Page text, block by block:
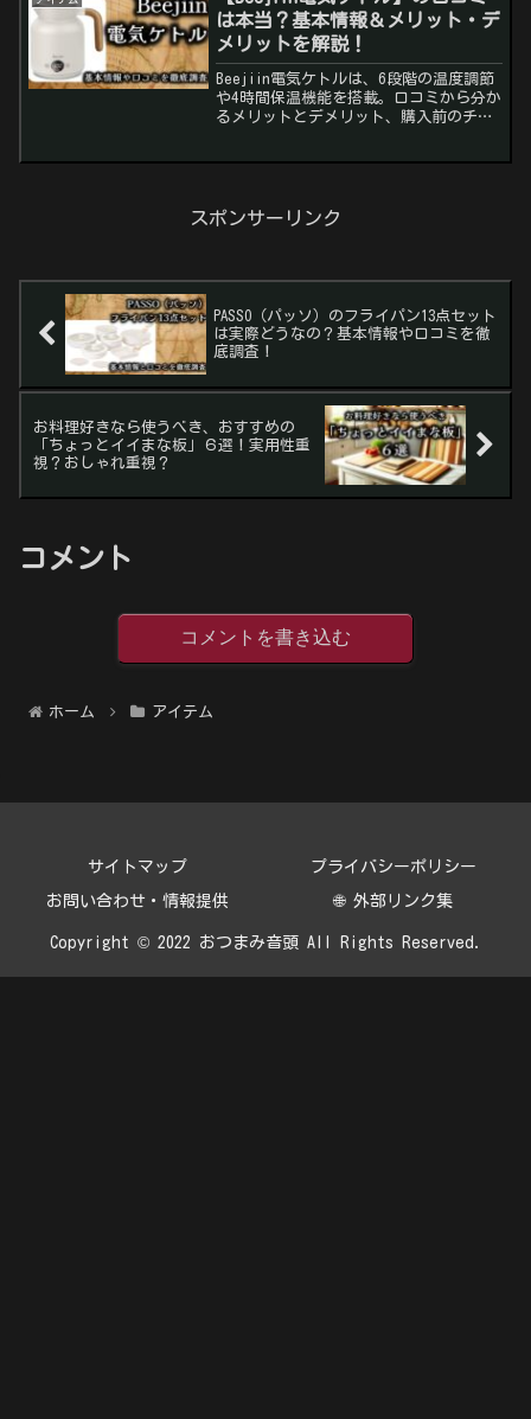
は本当？基本情報＆メリット・デ
メリットを解説！
Beejiin電気ケトルは、6段階の温度調節
や4時間保温機能を搭載。口コミから分か
るメリットとデメリット、購入前のチェ
スポンサーリンク
PASSO（パッソ）のフライパン13点セット
は実際どうなの？基本情報や口コミを徹
底調査！
お料理好きなら使うべき、おすすめの
「ちょっとイイまな板」６選！実用性重
視？おしゃれ重視？
コメント
コメントを書き込む
ホーム アイテム
サイトマップ プライバシーポリシー
お問い合わせ・情報提供 🌐 外部リンク集
Copyright © 2022 おつまみ音頭 All Rights Reserved.